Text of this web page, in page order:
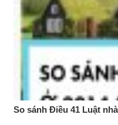
So sánh Điều 41 Luật